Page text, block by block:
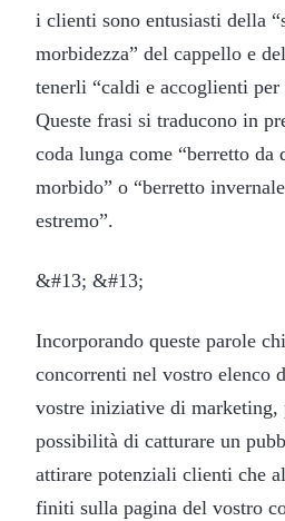
i clienti sono entusiasti della
morbidezza” del cappello e
tenerli “caldi e accoglienti per
Queste frasi si traducono in
coda lunga come “berretto da
morbido” o “berretto
estremo”.
&#13; &#13;
Incorporando queste parole
concorrenti nel vostro elenco
vostre iniziative di marketing,
possibilità di catturare un
attirare potenziali clienti che
finiti sulla pagina del vostro